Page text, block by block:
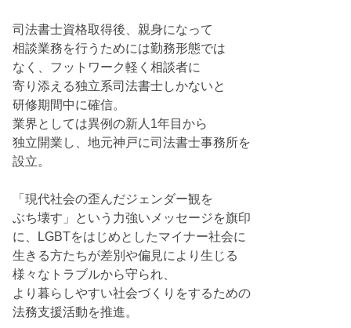
司法書士資格取得後、親身になって
相談業務を行うためには勤務形態では
なく、フットワーク軽く相談者に
寄り添える独立系司法書士しかないと
研修期間中に確信。
業界としては異例の新人1年目から
独立開業し、地元神戸に司法書士事務所を
設立。
「現代社会の歪んだジェンダー観を
ぶち壊す」という力強いメッセージを旗印
に、LGBTをはじめとしたマイナー社会に
生きる方たちが差別や偏見により生じる
様々なトラブルから守られ、
より暮らしやすい社会づくりをするための
法務支援活動を推進。